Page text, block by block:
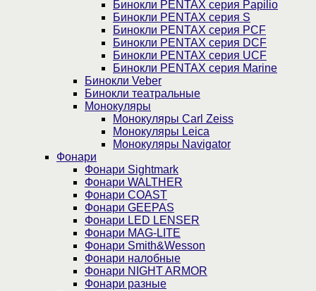
Бинокли PENTAX серия Papilio
Бинокли PENTAX серия S
Бинокли PENTAX серия PCF
Бинокли PENTAX серия DCF
Бинокли PENTAX серия UCF
Бинокли PENTAX серия Marine
Бинокли Veber
Бинокли театральные
Монокуляры
Монокуляры Carl Zeiss
Монокуляры Leica
Монокуляры Navigator
Фонари
Фонари Sightmark
Фонари WALTHER
Фонари COAST
Фонари GEEPAS
Фонари LED LENSER
Фонари MAG-LITE
Фонари Smith&Wesson
Фонари налобные
Фонари NIGHT ARMOR
Фонари разные